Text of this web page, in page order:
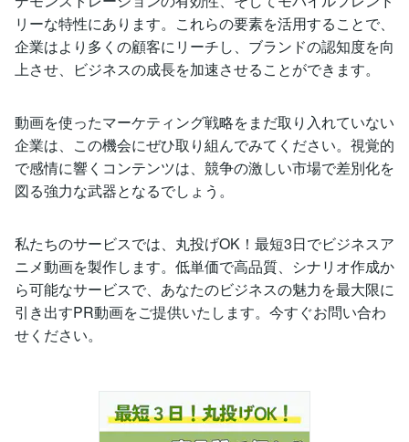
リーな特性にあります。これらの要素を活用することで、
企業はより多くの顧客にリーチし、ブランドの認知度を向
上させ、ビジネスの成長を加速させることができます。
動画を使ったマーケティング戦略をまだ取り入れていない
企業は、この機会にぜひ取り組んでみてください。視覚的
で感情に響くコンテンツは、競争の激しい市場で差別化を
図る強力な武器となるでしょう。
私たちのサービスでは、丸投げOK！最短3日でビジネスア
ニメ動画を製作します。低単価で高品質、シナリオ作成か
ら可能なサービスで、あなたのビジネスの魅力を最大限に
引き出すPR動画をご提供いたします。今すぐお問い合わ
せください。